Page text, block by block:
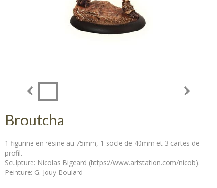
Broutcha
1 figurine en résine au 75mm, 1 socle de 40mm et 3 cartes de
profil.
Sculpture: Nicolas Bigeard (https://www.artstation.com/nicob).
Peinture: G. Jouy Boulard